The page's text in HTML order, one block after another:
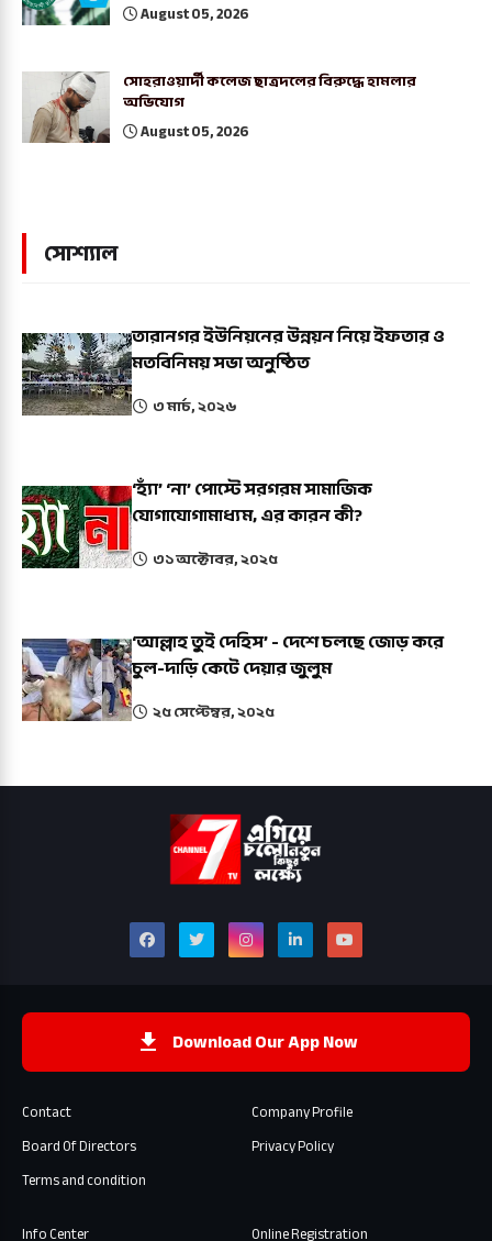
August 05, 2026
সোহরাওয়ার্দী কলেজ ছাত্রদলের বিরুদ্ধে হামলার
অভিযোগ
August 05, 2026
সোশ্যাল
তারানগর ইউনিয়নের উন্নয়ন নিয়ে ইফতার ও
মতবিনিময় সভা অনুষ্ঠিত
৩ মার্চ, ২০২৬
‘হ্যাঁ’ ‘না’ পোস্টে সরগরম সামাজিক
যোগাযোগামাধ্যম, এর কারন কী?
৩১ অক্টোবর, ২০২৫
‘আল্লাহ তুই দেহিস’ - দেশে চলছে জোড় করে
চুল-দাড়ি কেটে দেয়ার জুলুম
২৫ সেপ্টেম্বর, ২০২৫
Download Our App Now
Contact
Company Profile
Board Of Directors
Privacy Policy
Terms and condition
Info Center Online Registration